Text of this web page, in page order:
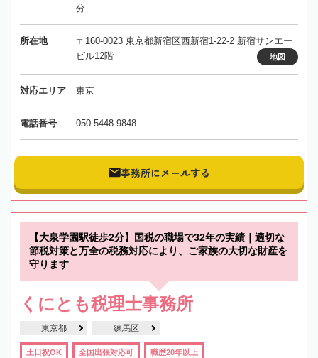
分
所在地
〒160-0023 東京都新宿区西新宿1-22-2 新宿サンエー
ビル12階
地図
対応エリア 東京
電話番号 050-5448-9848
事務所にメールする
【大泉学園駅徒歩2分】国税の職場で32年の実績｜適切な
節税対策と万全の税務対応により、ご家族の大切な財産を
守ります
くにとも税理士事務所
東京都 練馬区
土日祝OK 全国出張対応可 職歴20年以上